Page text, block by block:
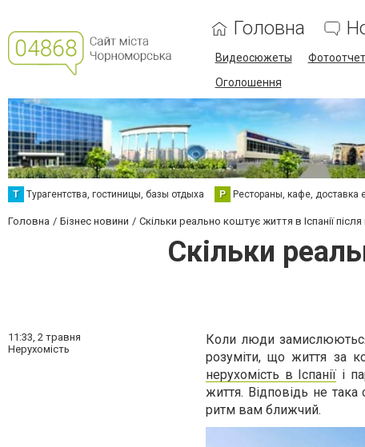
Головна
Видеосюжеты
Оголошення
Т Турагентства, гостиницы, базы отдыха Р Рестораны, кафе, доставка
Головна Бізнес новини Скільки реально коштує життя в Іспанії
Скільки
11:33, 2 травня
Нерухомість
Коли люди
розуміти, що життя за
нерухомість в Іспанії і
життя. Відповідь не така
ритм вам ближчий.